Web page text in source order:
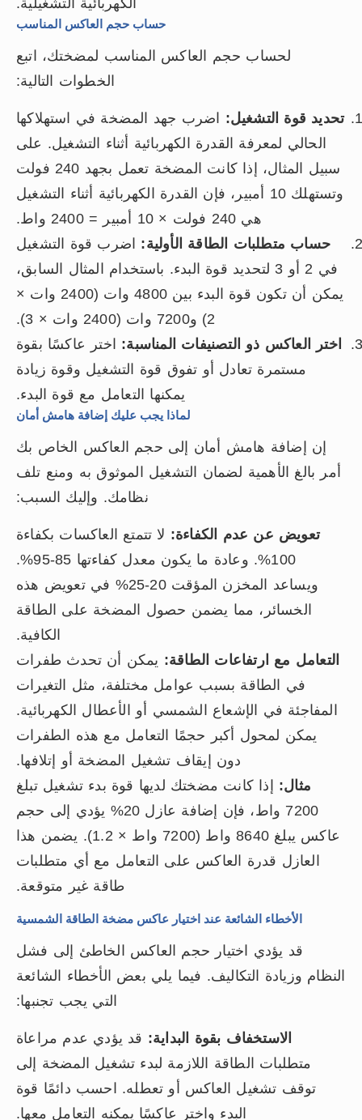
الكهربائية التشغيلية.
حساب حجم العاكس المناسب
لحساب حجم العاكس المناسب لمضختك، اتبع
الخطوات التالية:
تحديد قوة التشغيل: اضرب جهد المضخة في استهلاكها
الحالي لمعرفة القدرة الكهربائية أثناء التشغيل. على
سبيل المثال، إذا كانت المضخة تعمل بجهد 240 فولت
وتستهلك 10 أمبير، فإن القدرة الكهربائية أثناء التشغيل
هي 240 فولت × 10 أمبير = 2400 واط.
حساب متطلبات الطاقة الأولية: اضرب قوة التشغيل
في 2 أو 3 لتحديد قوة البدء. باستخدام المثال السابق،
يمكن أن تكون قوة البدء بين 4800 وات (2400 وات ×
2) و7200 وات (2400 وات × 3).
اختر العاكس ذو التصنيفات المناسبة: اختر عاكسًا بقوة
مستمرة تعادل أو تفوق قوة التشغيل وقوة زيادة
يمكنها التعامل مع قوة البدء.
لماذا يجب عليك إضافة هامش أمان
إن إضافة هامش أمان إلى حجم العاكس الخاص بك
أمر بالغ الأهمية لضمان التشغيل الموثوق به ومنع تلف
نظامك. وإليك السبب:
تعويض عن عدم الكفاءة: لا تتمتع العاكسات بكفاءة
100%. وعادة ما يكون معدل كفاءتها 85-95%.
ويساعد المخزن المؤقت 20-25% في تعويض هذه
الخسائر، مما يضمن حصول المضخة على الطاقة
الكافية.
التعامل مع ارتفاعات الطاقة: يمكن أن تحدث طفرات
في الطاقة بسبب عوامل مختلفة، مثل التغيرات
المفاجئة في الإشعاع الشمسي أو الأعطال الكهربائية.
يمكن لمحول أكبر حجمًا التعامل مع هذه الطفرات
دون إيقاف تشغيل المضخة أو إتلافها.
مثال: إذا كانت مضختك لديها قوة بدء تشغيل تبلغ
7200 واط، فإن إضافة عازل 20% يؤدي إلى حجم
عاكس يبلغ 8640 واط (7200 واط × 1.2). يضمن هذا
العازل قدرة العاكس على التعامل مع أي متطلبات
طاقة غير متوقعة.
الأخطاء الشائعة عند اختيار عاكس مضخة الطاقة الشمسية
قد يؤدي اختيار حجم العاكس الخاطئ إلى فشل
النظام وزيادة التكاليف. فيما يلي بعض الأخطاء الشائعة
التي يجب تجنبها:
الاستخفاف بقوة البداية: قد يؤدي عدم مراعاة
متطلبات الطاقة اللازمة لبدء تشغيل المضخة إلى
توقف تشغيل العاكس أو تعطله. احسب دائمًا قوة
البدء واختر عاكسًا يمكنه التعامل معها.